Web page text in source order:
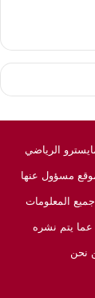
مسؤول عنها
المعلومات
عما يتم نشره
نحن